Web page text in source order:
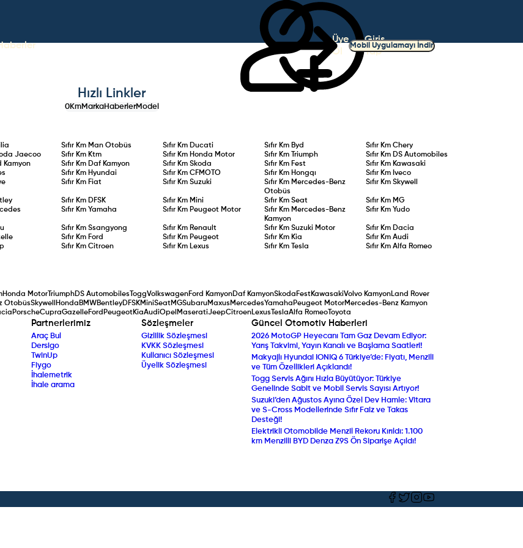
Üye
Ol
Giriş
Yap
Mobil Uygulamayı İndir
Hızlı Linkler
0KmMarkaHaberlerModel
Sıfır Km Man Otobüs Sıfır Km Ducati Sıfır Km Byd Sıfır Km Chery
Jaecoo Sıfır Km Ktm Sıfır Km Honda Motor Sıfır Km Triumph Sıfır Km DS Automobiles
Kamyon Sıfır Km Daf Kamyon Sıfır Km Skoda Sıfır Km Fest Sıfır Km Kawasaki
Sıfır Km Hyundai Sıfır Km CFMOTO Sıfır Km Hongqı Sıfır Km Iveco
Sıfır Km Fiat Sıfır Km Suzuki Sıfır Km Mercedes-Benz
Otobüs
Sıfır Km Skywell
Sıfır Km DFSK Sıfır Km Mini Sıfır Km Seat Sıfır Km MG
Sıfır Km Yamaha Sıfır Km Peugeot Motor Sıfır Km Mercedes-Benz
Kamyon
Sıfır Km Yudo
Sıfır Km Ssangyong Sıfır Km Renault Sıfır Km Suzuki Motor Sıfır Km Dacia
Sıfır Km Ford Sıfır Km Peugeot Sıfır Km Kia Sıfır Km Audi
Sıfır Km Citroen Sıfır Km Lexus Sıfır Km Tesla Sıfır Km Alfa Romeo
Honda MotorTriumphDS Automobiles ToggVolkswagenFord KamyonDaf KamyonSkoda FestKawasakiVolvo KamyonLand Rover
OtobüsSkywell Honda BMWBentleyDFSKMiniSeatMGSubaruMaxus MercedesYamaha Peugeot MotorMercedes-Benz Kamyon
PorscheCupraGazelleFord PeugeotKiaAudiOpel MaseratiJeepCitroenLexus TeslaAlfa Romeo Toyota
Partnerlerimiz
Araç Bul
Dersigo
TwinUp
Fiygo
İhalemetrik
İhale arama
Sözleşmeler
Gizlilik Sözleşmesi
KVKK Sözleşmesi
Kullanıcı Sözleşmesi
Üyelik Sözleşmesi
Güncel Otomotiv Haberleri
2026 MotoGP Heyecanı Tam Gaz Devam Ediyor:
Yarış Takvimi, Yayın Kanalı ve Başlama Saatleri!
Makyajlı Hyundai IONIQ 6 Türkiye’de: Fiyatı, Menzili
ve Tüm Özellikleri Açıklandı!
Togg Servis Ağını Hızla Büyütüyor: Türkiye
Genelinde Sabit ve Mobil Servis Sayısı Artıyor!
Suzuki’den Ağustos Ayına Özel Dev Hamle: Vitara
ve S-Cross Modellerinde Sıfır Faiz ve Takas
Desteği!
Elektrikli Otomobilde Menzil Rekoru Kırıldı: 1.100
km Menzilli BYD Denza Z9S Ön Siparişe Açıldı!